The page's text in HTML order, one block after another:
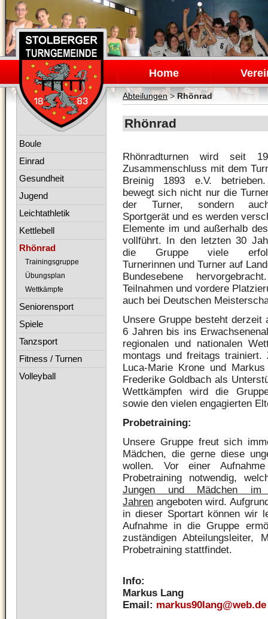
Navigation
überspringen
Home
Abteilungen>Rhönrad
Rhönrad
Rhönradturnen wird seit
Zusammenschluss mit dem
Breinig 1893 e.V.
bewegt sich nicht nur die
der Turner, sondern
Sportgerät und es werden
Elemente im und außerhalb
vollführt. In den letzten 30
die Gruppe viele
Turnerinnen und Turner auf
Bundesebene
Teilnahmen und vordere
auch bei Deutschen
Unsere Gruppe besteht derzeit
6 Jahren bis ins
regionalen und nationalen
montags und freitags trainiert.
Luca-Marie Krone und
Frederike Goldbach als
Wettkämpfen wird die
sowie den vielen engagierten
Probetraining:
Unsere Gruppe freut sich
Mädchen, die gerne diese
wollen. Vor einer
Probetraining notwendig,
Jungen und Mädchen
Jahren angeboten wird.
in dieser Sportart können wir
Aufnahme in die Gruppe
zuständigen Abteilungsleiter,
Probetraining stattfindet.
Info:
Markus Lang
Email: markus90lang@web.de
Navigation
Boule
Einrad
Gesundheit
Jugend
Leichtathletik
Kettlebell
Rhönrad
Trainingsgruppe
Übungsplan
Wettkämpfe
Seniorensport
Spiele
Tanzsport
Fitness / Turnen
Volleyball